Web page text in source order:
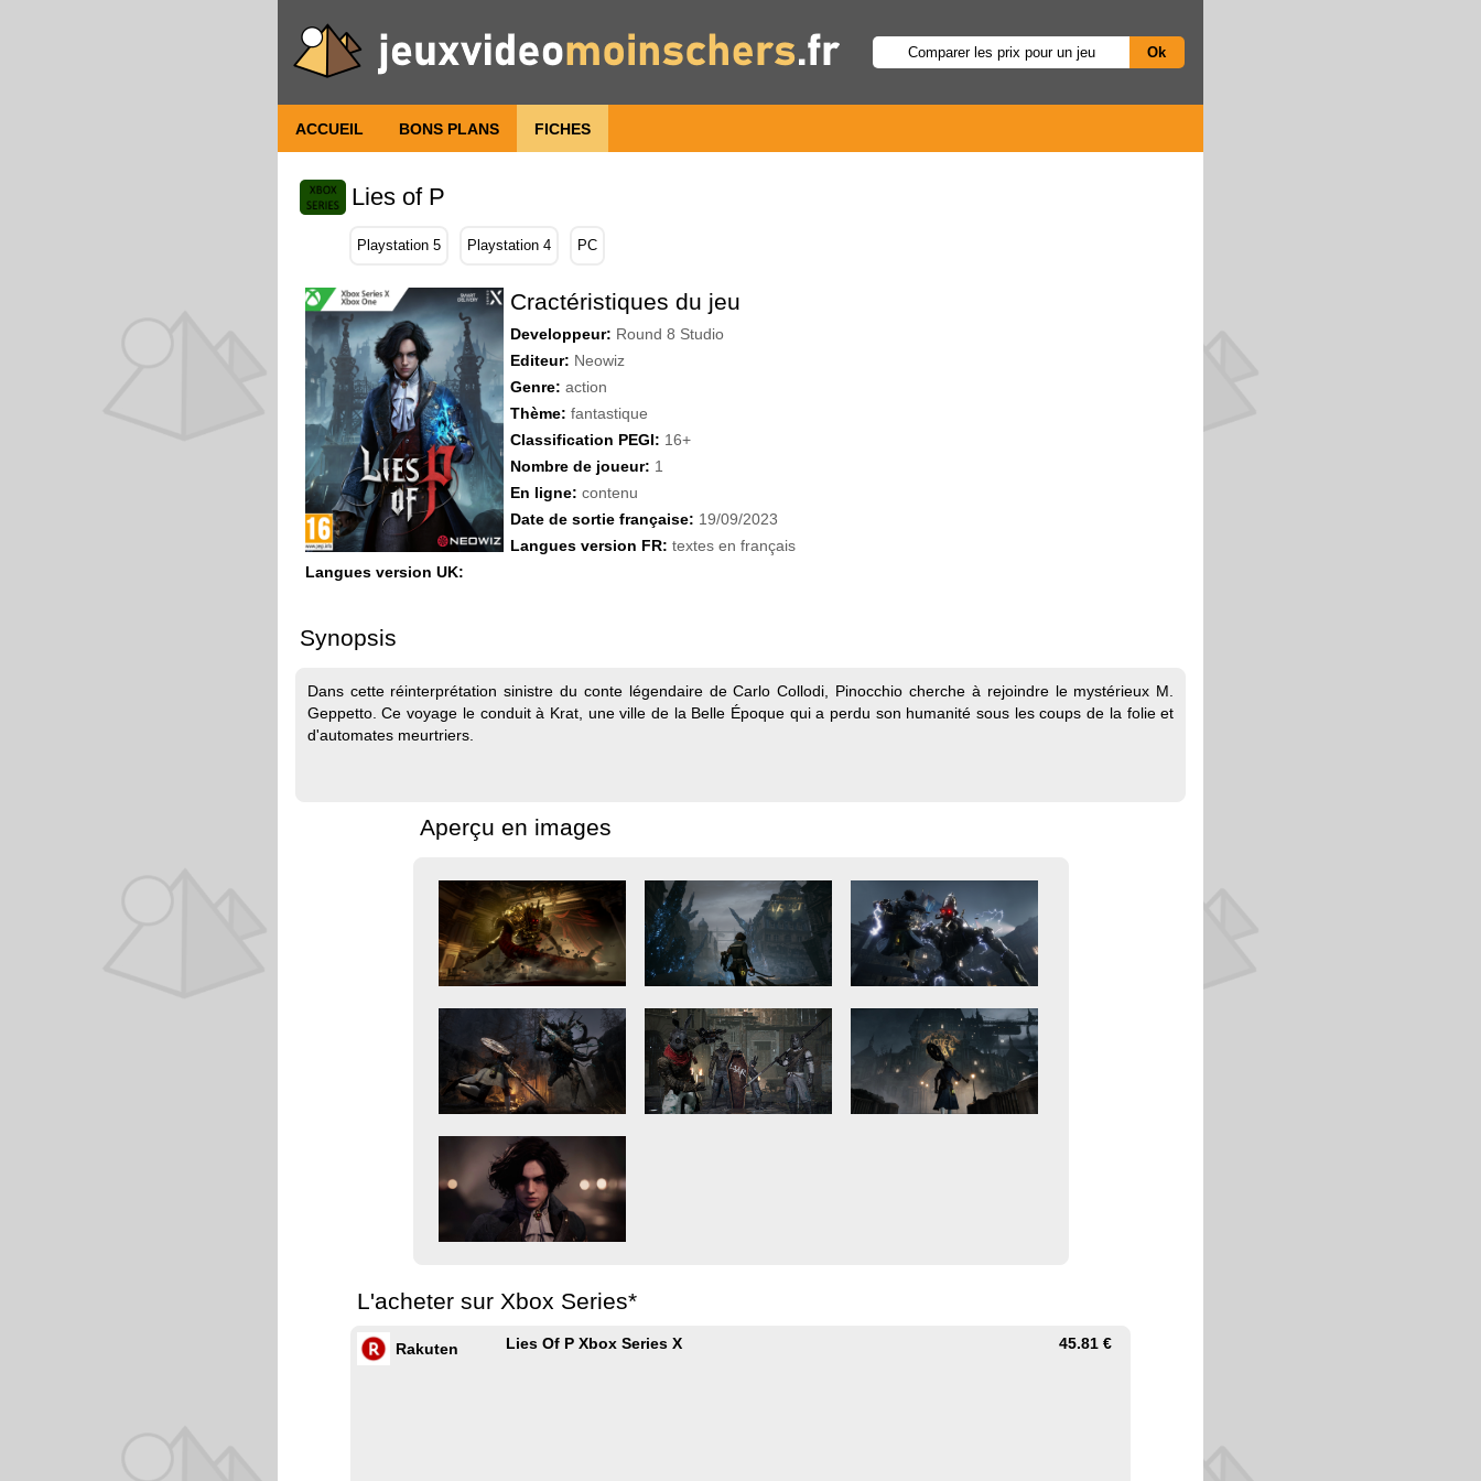
ACCUEIL BONS PLANS FICHES
Lies of P
Playstation 5 Playstation 4 PC
Cractéristiques du jeu
Developpeur: Round 8 Studio
Editeur: Neowiz
Genre: action
Thème: fantastique
Classification PEGI: 16+
Nombre de joueur: 1
En ligne: contenu
Date de sortie française: 19/09/2023
Langues version FR: textes en français
Langues version UK:
Synopsis
Dans cette réinterprétation sinistre du conte légendaire de Carlo Collodi, Pinocchio cherche à rejoindre le mystérieux M.
Geppetto. Ce voyage le conduit à Krat, une ville de la Belle Époque qui a perdu son humanité sous les coups de la folie et
d'automates meurtriers.
Aperçu en images
L'acheter sur Xbox Series*
Rakuten Lies Of P Xbox Series X 45.81 €